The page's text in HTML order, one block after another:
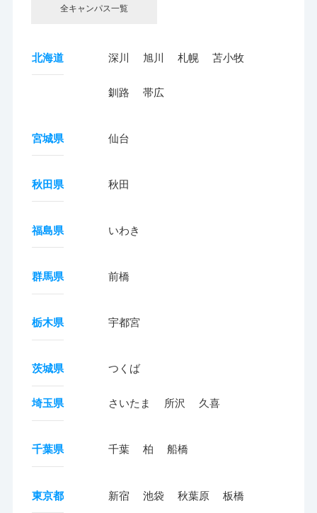
全キャンパス一覧
北海道 深川 旭川 札幌 苫小牧
釧路 帯広
宮城県 仙台
秋田県 秋田
福島県 いわき
群馬県 前橋
栃木県 宇都宮
茨城県 つくば
埼玉県 さいたま 所沢 久喜
千葉県 千葉 柏 船橋
東京都 新宿 池袋 秋葉原 板橋